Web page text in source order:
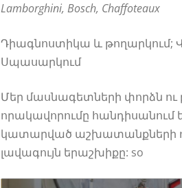
Lamborghini, Bosch, Chaffoteaux
Դիագնոստիկա և թողարկում;
Սպասարկում
Մեր մասնագետների փորձն ու
որակավորումը հանդիսանում
կատարված աշխատանքների
լավագույն երաշխիքը: so